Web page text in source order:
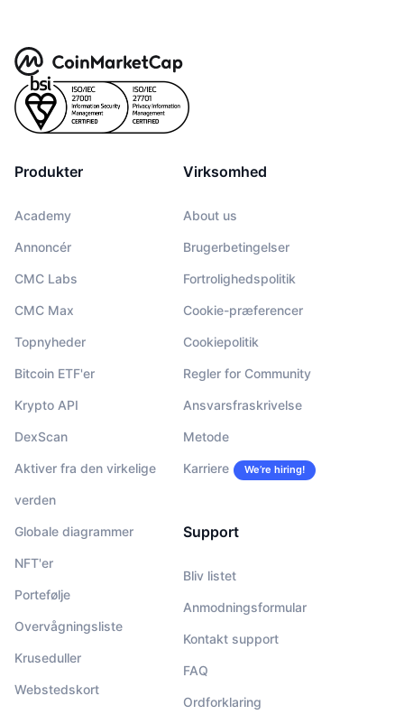
Produkter
Academy
Annoncér
CMC Labs
CMC Max
Topnyheder
Bitcoin ETF'er
Krypto API
DexScan
Aktiver fra den virkelige
verden
Globale diagrammer
NFT'er
Portefølje
Overvågningsliste
Kruseduller
Webstedskort
Virksomhed
About us
Brugerbetingelser
Fortrolighedspolitik
Cookie-præferencer
Cookiepolitik
Regler for Community
Ansvarsfraskrivelse
Metode
Karriere We’re hiring!
Support
Bliv listet
Anmodningsformular
Kontakt support
FAQ
Ordforklaring